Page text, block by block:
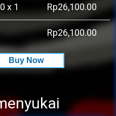
x 1 Rp26,100.00
Rp26,100.00
Buy Now